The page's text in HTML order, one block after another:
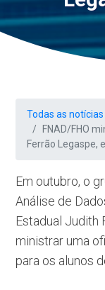
Todas as notícias
FNAD/FHO
Ferrão Legaspe,
Em outubro, o
Análise de
Estadual Judith
ministrar uma
para os alunos